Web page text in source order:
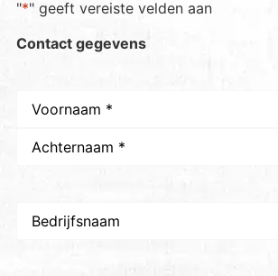
"*" geeft vereiste velden aan
Contact gegevens
Naam